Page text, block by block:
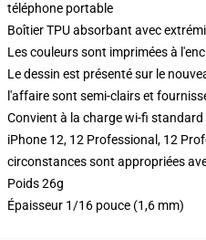
téléphone portable
Boîtier TPU absorbant avec
Les couleurs sont imprimées à
Le dessin est présenté sur le
l'affaire sont semi-clairs et
Convient à la charge wi-fi standard
iPhone 12, 12 Professional, 12
circonstances sont appropriées
Poids 26g
Épaisseur 1/16 pouce (1,6 mm)